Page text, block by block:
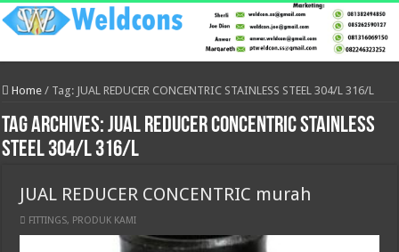
Home / Tag: JUAL REDUCER CONCENTRIC STAINLESS STEEL 304/L 316/L
Tag Archives:JUAL REDUCER CONCENTRIC STAINLESS
STEEL 304/L 316/L
JUAL REDUCER CONCENTRIC murah
FITTINGS, PRODUK KAMI